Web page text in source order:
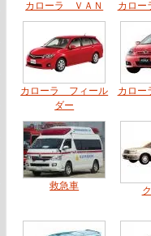
カローラ ＶＡＮ カロ
カローラ フィール
ダー
カロ
救急車